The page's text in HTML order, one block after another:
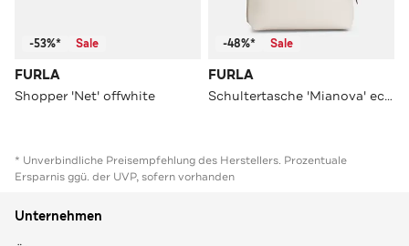
-53%* Sale
FURLA
Shopper 'Net' offwhite
-48%* Sale
FURLA
Schultertasche 'Mianova' ecru
* Unverbindliche Preisempfehlung des Herstellers. Prozentuale
Ersparnis ggü. der UVP, sofern vorhanden
Unternehmen